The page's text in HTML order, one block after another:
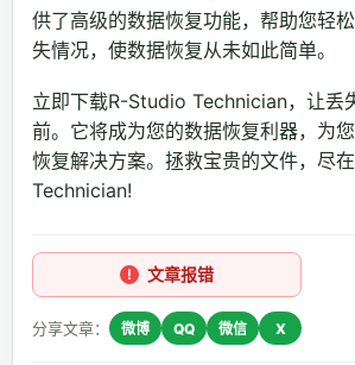
供了高级的数据恢复功能，帮助您轻
失情况，使数据恢复从未如此简单。
立即下载R-Studio Technician，让丢
前。它将成为您的数据恢复利器，为
恢复解决方案。拯救宝贵的文件，尽
Technician!
文章报错
分享文章： 微博 QQ 微信 X